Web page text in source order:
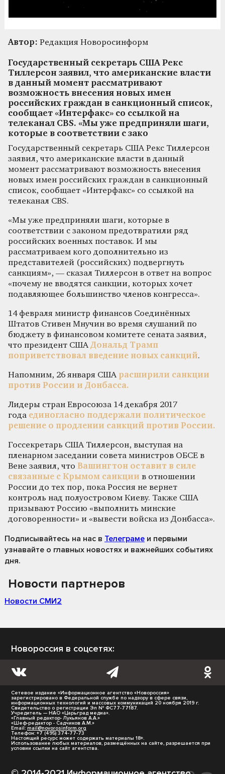
Автор: Редакция Новоросинформ
Государственный секретарь США Рекс
Тиллерсон заявил, что американские власти
в данный момент рассматривают
возможность внесения новых имен
российских граждан в санкционный список,
сообщает «Интерфакс» со ссылкой на
телеканал CBS. «Мы уже предприняли шаги,
которые в соответствии с зако
Государственный секретарь США Рекс Тиллерсон
заявил, что американские власти в данный
момент рассматривают возможность внесения
новых имен российских граждан в санкционный
список, сообщает «Интерфакс» со ссылкой на
телеканал CBS.
«Мы уже предприняли шаги, которые в
соответствии с законом предотвратили ряд
российских военных поставок. И мы
рассматриваем кого дополнительно из
представителей (российских) подвергнуть
санкциям», — сказал Тиллерсон в ответ на вопрос
«почему не вводятся санкции, которых хочет
подавляющее большинство членов конгресса».
14 февраля министр финансов Соединённых
Штатов Стивен Мнучин во время слушаний по
бюджету в финансовом комитете сената заявил,
что президент США Дональд Трамп
поприветствовал введение новых санкций.
Напомним, 26 января США расширили санкции
против России и Донбасса.
Лидеры стран Евросоюза 14 декабря 2017
года единогласно поддержали политическое
решение о продлении санкций против России.
Госсекретарь США Тиллерсон, выступая на
пленарном заседании совета министров ОБСЕ в
Вене заявил, что Вашингтон оставит в силе
связанные с Крымом санкции в отношении
России до тех пор, пока Россия не вернет
контроль над полуостровом Киеву. Также США
призывают Россию «выполнить минские
договоренности» и «вывести войска из Донбасса».
Подписывайтесь на нас в Телеграме и первыми
узнавайте о главных новостях и важнейших событиях
дня.
Новости партнеров
Новости СМИ2
Новороссия в соцсетях:
Сетевое издание «Информационное агентство «Новороссия»
зарегистрировано в Федеральной службе по надзору в сфере связи,
информационных технологий и массовых коммуникаций 20 ноября 2019 г.
Свидетельство о регистрации Эл № ФС77-77187.
Учредитель — НАО «Царьград медиа».
«Главный редактор- Лукьянов А.А.»
«Шеф-редактор - Садчиков А.М.»
Email: mail@novorosinform.org
Телефон: +7 (495) 374-77-73
Настоящий ресурс может содержать материалы 18+.
Использование любых материалов, размещённых на сайте, разрешается при
условии ссылки на сайт агентства.